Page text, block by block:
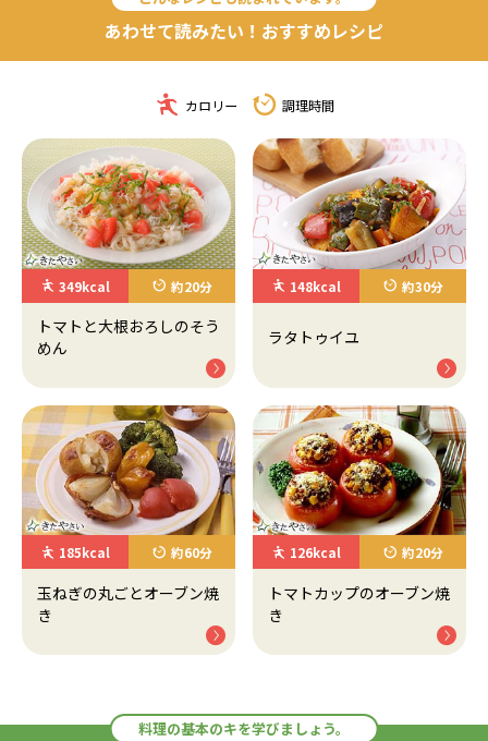
あわせて読みたい！おすすめレシピ
カロリー 調理時間
349kcal 約20分
トマトと大根おろしのそう
めん
148kcal 約30分
ラタトゥイユ
185kcal 約60分
玉ねぎの丸ごとオーブン焼
き
126kcal 約20分
トマトカップのオーブン焼
き
料理の基本のキを学びましょう。